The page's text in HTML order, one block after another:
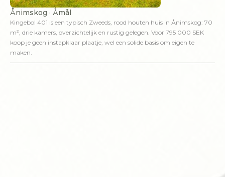
Ånimskog · Åmål
Kingebol 401 is een typisch Zweeds, rood houten huis in Ånimskog: 70
m², drie kamers, overzichtelijk en rustig gelegen. Voor 795 000 SEK
koop je geen instapklaar plaatje, wel een solide basis om eigen te
maken.